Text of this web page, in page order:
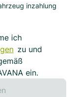
inzahlung
ich
zu und
ein.